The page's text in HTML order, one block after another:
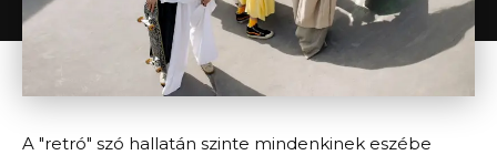
A "retró" szó hallatán szinte mindenkinek eszébe